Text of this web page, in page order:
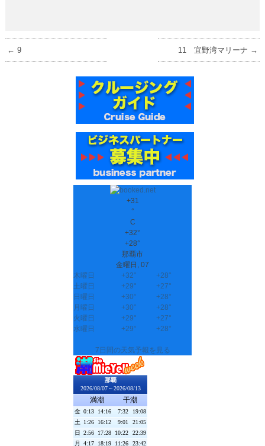
← 9 11 宜野湾マリーナ →
+31
°
C
+32°
+28°
那覇市
金曜日, 07
木曜日
+32° +28°
土曜日
+29° +27°
日曜日
+30° +28°
月曜日
+30° +28°
火曜日
+29° +27°
水曜日
+29° +28°
7日間の天気予報を見る